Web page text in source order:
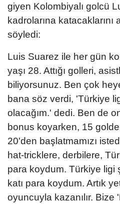
giyen Kolombiyalı golcü
kadrolarına katacaklarını
söyledi:
Luis Suarez ile her gün
yaşı 28. Attığı golleri,
biliyorsunuz. Ben çok
bana söz verdi, 'Türkiye
olacağım.' dedi. Ben de
bonus koyarken, 15
20'den başlatmamızı
hat-tricklere, derbilere,
para koydum. Türkiye ligi
katı para koydum. Artık
oyuncuyla kazanılır. Bize